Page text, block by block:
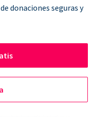
donaciones seguras y